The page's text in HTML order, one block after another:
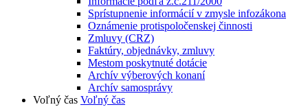
Sprístupnenie informácií v zmysle infozákona
Oznámenie protispoločenskej činnosti
Zmluvy (CRZ)
Faktúry, objednávky, zmluvy
Mestom poskytnuté dotácie
Archív výberových konaní
Archív samosprávy
Voľný čas Voľný čas